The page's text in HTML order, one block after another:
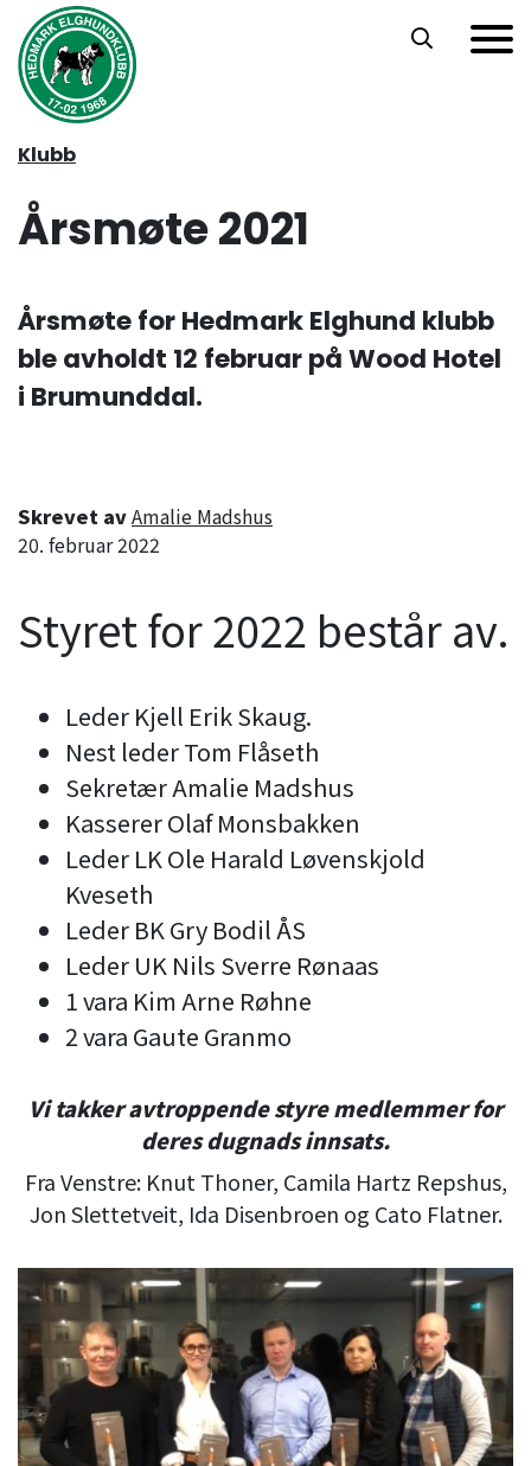
Hopp til hovedinnhold
Klubb
Årsmøte 2021
Årsmøte for Hedmark Elghund klubb
ble avholdt 12 februar på Wood Hotel
i Brumunddal.
Skrevet avAmalie Madshus
20. februar 2022
Styret for 2022 består av.
Leder Kjell Erik Skaug.
Nest leder Tom Flåseth
Sekretær Amalie Madshus
Kasserer Olaf Monsbakken
Leder LK Ole Harald Løvenskjold
Kveseth
Leder BK Gry Bodil ÅS
Leder UK Nils Sverre Rønaas
1 vara Kim Arne Røhne
2 vara Gaute Granmo
Vi takker avtroppende styre medlemmer for
deres dugnads innsats.
Fra Venstre: Knut Thoner, Camila Hartz Repshus,
Jon Slettetveit, Ida Disenbroen og Cato Flatner.